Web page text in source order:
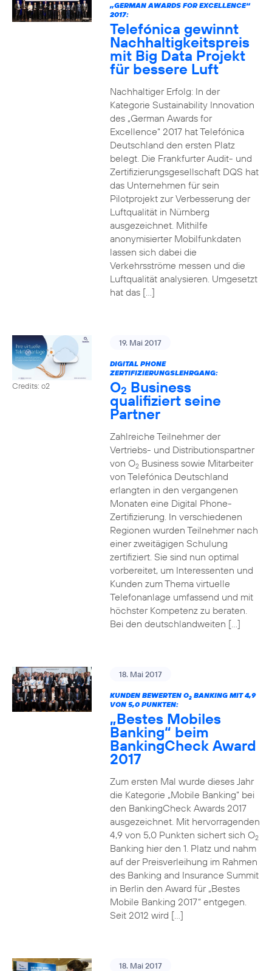
„GERMAN AWARDS FOR EXCELLENCE“
2017:
Telefónica gewinnt
Nachhaltigkeitspreis
mit Big Data Projekt
für bessere Luft
Nachhaltiger Erfolg: In der
Kategorie Sustainability Innovation
des „German Awards for
Excellence“ 2017 hat Telefónica
Deutschland den ersten Platz
belegt. Die Frankfurter Audit- und
Zertifizierungsgesellschaft DQS hat
das Unternehmen für sein
Pilotprojekt zur Verbesserung der
Luftqualität in Nürnberg
ausgezeichnet. Mithilfe
anonymisierter Mobilfunkdaten
lassen sich dabei die
Verkehrsströme messen und die
Luftqualität analysieren. Umgesetzt
hat das […]
Credits: o2
19. Mai 2017
DIGITAL PHONE
ZERTIFIZIERUNGSLEHRGANG:
O2 Business
qualifiziert seine
Partner
Zahlreiche Teilnehmer der
Vertriebs- und Distributionspartner
von O2Business sowie Mitarbeiter
von Telefónica Deutschland
erlangten in den vergangenen
Monaten eine Digital Phone-
Zertifizierung. In verschiedenen
Regionen wurden Teilnehmer nach
einer zweitägigen Schulung
zertifiziert. Sie sind nun optimal
vorbereitet, um Interessenten und
Kunden zum Thema virtuelle
Telefonanlage umfassend und mit
höchster Kompetenz zu beraten.
Bei den deutschlandweiten […]
18. Mai 2017
KUNDEN BEWERTEN O2BANKING MIT 4,9
VON 5,0 PUNKTEN:
„Bestes Mobiles
Banking“ beim
BankingCheck Award
2017
Zum ersten Mal wurde dieses Jahr
die Kategorie „Mobile Banking“ bei
den BankingCheck Awards 2017
ausgezeichnet. Mit hervorragenden
4,9 von 5,0 Punkten sichert sich O2
Banking hier den 1. Platz und nahm
auf der Preisverleihung im Rahmen
des Banking and Insurance Summit
in Berlin den Award für „Bestes
Mobile Banking 2017“ entgegen.
Seit 2012 wird […]
18. Mai 2017